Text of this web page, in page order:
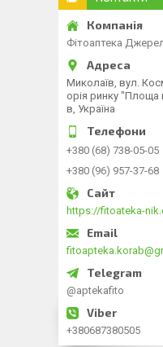
Фітоаптека
Миколаїв, вул.
орія ринку "Площа
в, Україна
+380 (68) 738-05-05
+380 (96) 957-37-68
https://fitoateka-
@aptekafito
+380687380505